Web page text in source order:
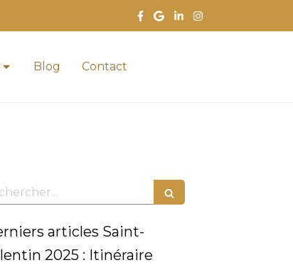
Blog Contact
articles Saint-
2025 : Itinéraire